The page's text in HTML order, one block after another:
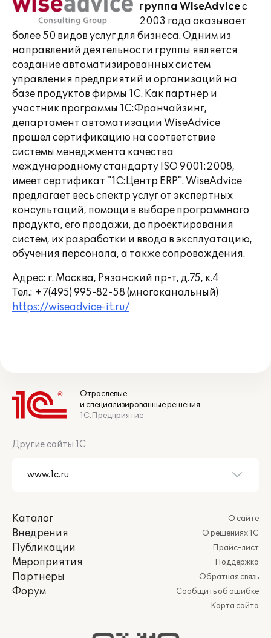
группа WiseAdviceс
2003 года оказывает
более 50 видов услуг для бизнеса. Одним из
направлений деятельности группы является
создание автоматизированных систем
управления предприятий и организаций на
базе продуктов фирмы 1С. Как партнер и
участник программы 1С:Франчайзинг,
департамент автоматизации WiseAdvice
прошел сертификацию на соответствие
системы менеджмента качества
международному стандарту ISO 9001:2008,
имеет сертификат "1С:Центр ERP". WiseAdvice
предлагает весь спектр услуг от экспертных
консультаций, помощи в выборе программного
продукта, его продажи, до проектирования
систем, их разработки и ввода в эксплуатацию,
обучения персонала, а также сопровождения.
Адрес: г. Москва, Рязанский пр-т, д.75, к.4
Тел.: +7(495) 995-82-58 (многоканальный)
https://wiseadvice-it.ru/
Отраслевые
и специализированные решения
1С:Предприятие
Другие сайты 1С
Каталог
Внедрения
Публикации
Мероприятия
Партнеры
Форум
О сайте
О решениях 1С
Прайс-лист
Поддержка
Обратная связь
Сообщить об ошибке
Карта сайта